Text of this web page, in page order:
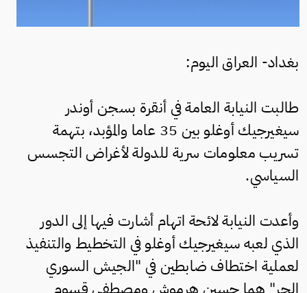
بغداد- العراق اليوم:
طالبت النيابة العامة في أنقرة بسجن أوندر
سيغيرجيك أوغلو بين 35 عاما والمؤبد، بتهمة
تسريب معلومات سرية للدولة لأغراض التجسس
السياسي.
وأعدت النيابة لائحة اتهام أشارت فيها إلى الدور
الذي لعبه سيغيرجيك أوغلو في التخطيط والتنفيذ
لعملية اختطاف ضابطين في "الجيش السوري
الحر" هما حسين هرموش ومصطفى قسوم